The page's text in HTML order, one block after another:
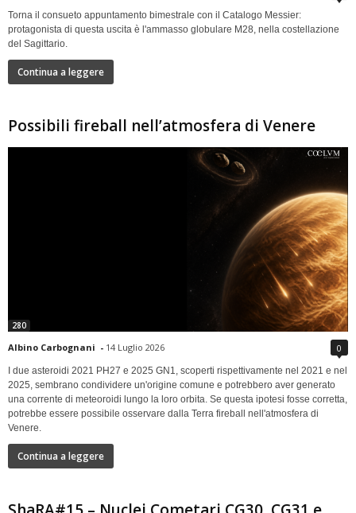
Torna il consueto appuntamento bimestrale con il Catalogo Messier:
protagonista di questa uscita è l'ammasso globulare M28, nella costellazione
del Sagittario.
Continua a leggere
Possibili fireball nell’atmosfera di Venere
280
Albino Carbognani - 14 Luglio 2026 0
I due asteroidi 2021 PH27 e 2025 GN1, scoperti rispettivamente nel 2021 e nel
2025, sembrano condividere un'origine comune e potrebbero aver generato
una corrente di meteoroidi lungo la loro orbita. Se questa ipotesi fosse corretta,
potrebbe essere possibile osservare dalla Terra fireball nell'atmosfera di
Venere.
Continua a leggere